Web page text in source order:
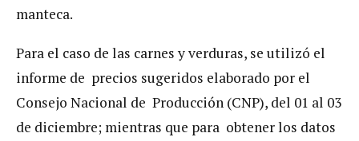
manteca.
Para el caso de las carnes y verduras, se utilizó el
informe de precios sugeridos elaborado por el
Consejo Nacional de Producción (CNP), del 01 al 03
de diciembre; mientras que para obtener los datos